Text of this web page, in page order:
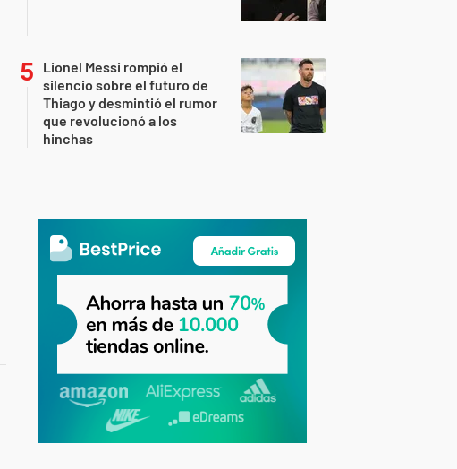
Lionel Messi rompió el
silencio sobre el futuro de
Thiago y desmintió el rumor
que revolucionó a los
hinchas